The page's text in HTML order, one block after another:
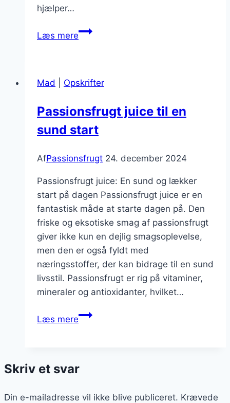
hjælper…
Læs merePassionsfrugt
sund
Mad Opskrifter
Passionsfrugt juice til en
sund start
AfPassionsfrugt 24. december 2024
Passionsfrugt juice: En sund og lækker
start på dagen Passionsfrugt juice er en
fantastisk måde at starte dagen på. Den
friske og eksotiske smag af passionsfrugt
giver ikke kun en dejlig smagsoplevelse,
men den er også fyldt med
næringsstoffer, der kan bidrage til en sund
livsstil. Passionsfrugt er rig på vitaminer,
mineraler og antioxidanter, hvilket…
Læs merePassionsfrugt
sund
Skriv et svar
Din e-mailadresse vil ikke blive publiceret. Krævede